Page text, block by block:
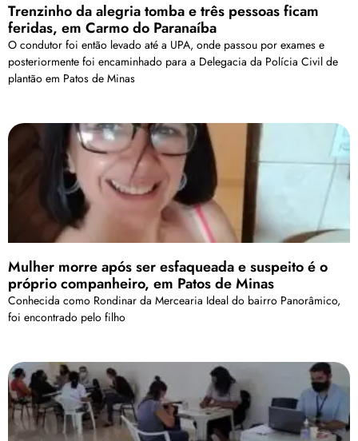
Trenzinho da alegria tomba e três pessoas ficam
feridas, em Carmo do Paranaíba
O condutor foi então levado até a UPA, onde passou por exames e
posteriormente foi encaminhado para a Delegacia da Polícia Civil de
plantão em Patos de Minas
Mulher morre após ser esfaqueada e suspeito é o
próprio companheiro, em Patos de Minas
Conhecida como Rondinar da Mercearia Ideal do bairro Panorâmico,
foi encontrado pelo filho